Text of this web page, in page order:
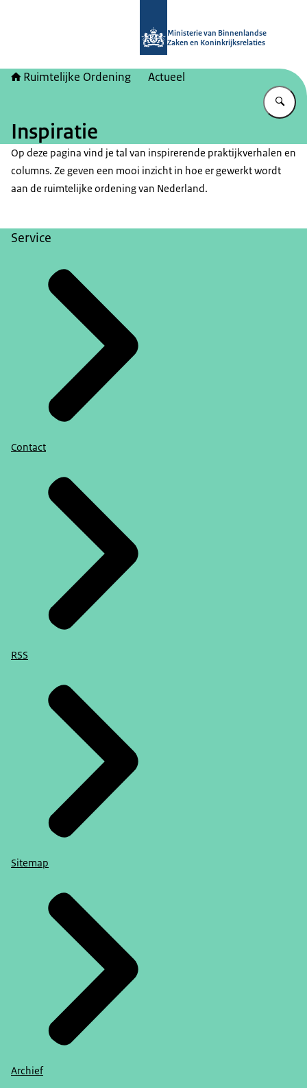
Ministerie van Binnenlandse
Zaken en Koninkrijksrelaties
Ruimtelijke Ordening Actueel
Inspiratie
Op deze pagina vind je tal van inspirerende praktijkverhalen en
columns. Ze geven een mooi inzicht in hoe er gewerkt wordt
aan de ruimtelijke ordening van Nederland.
Service
Contact
RSS
Sitemap
Archief